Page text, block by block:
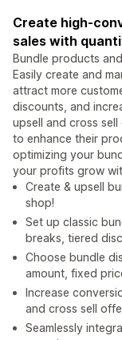
Create high-
sales with
Bundle products
Easily create and
attract more
discounts, and
upsell and cross
to enhance their
optimizing your
your profits grow
Create & upsell
shop!
Set up classic
breaks, tiered
Choose bundle
amount, fixed
Increase
and cross sell
Seamlessly